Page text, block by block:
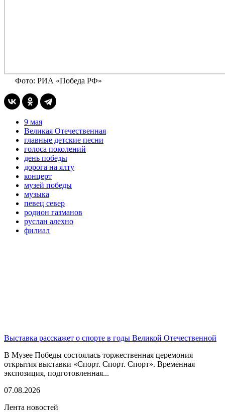
Фото: РИА «Победа РФ»
9 мая
Великая Отечественная
главные детские песни
голоса поколений
день победы
дорога на ялту
концерт
музей победы
музыка
певец север
родион газманов
руслан алехно
филиал
Выставка расскажет о спорте в годы Великой Отечественной
В Музее Победы состоялась торжественная церемония
открытия выставки «Спорт. Спорт. Спорт». Временная
экспозиция, подготовленная...
07.08.2026
Лента новостей